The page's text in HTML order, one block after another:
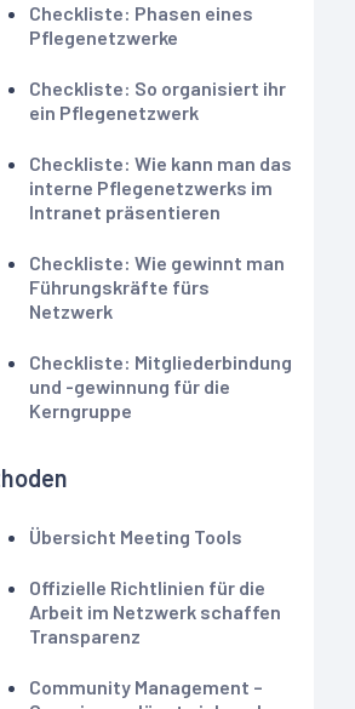
Checkliste: Phasen eines
Pflegenetzwerke
Checkliste: So organisiert ihr
ein Pflegenetzwerk
Checkliste: Wie kann man das
interne Pflegenetzwerks im
Intranet präsentieren
Checkliste: Wie gewinnt man
Führungskräfte fürs
Netzwerk
Checkliste: Mitgliederbindung
und -gewinnung für die
Kerngruppe
Übersicht Meeting Tools
Offizielle Richtlinien für die
Arbeit im Netzwerk schaffen
Transparenz
Community Management –